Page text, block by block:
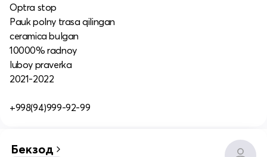
Optra stop
Pauk polny trasa qilingan
ceramica bulgan
10000% radnoy
luboy praverka
2021-2022
+998(94)999-92-99
Бекзод